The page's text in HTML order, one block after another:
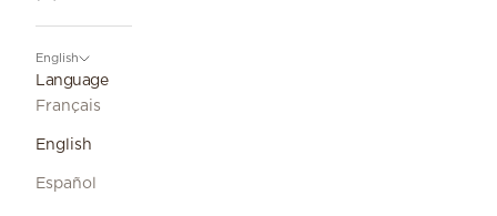
English
Language
Français
English
Español